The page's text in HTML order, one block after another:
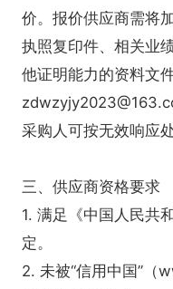
价。报价供应商需将
执照复印件、相关业
他证明能力的资料文
采购人可按无效响应处
三、供应商资格要求
1. 满足《中国人民共
定。
2. 未被“信用中国”（